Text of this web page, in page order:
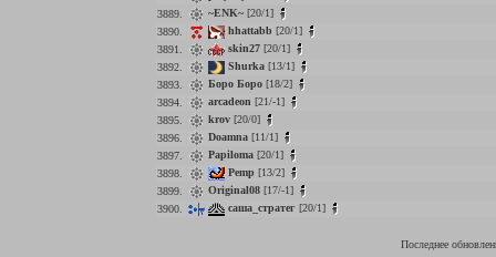
3889.
~ENK~ [20/1]
3890.
hhattabb [20/1]
3891.
skin27 [20/1]
3892.
Shurka [13/1]
3893.
Боро Боро [18/2]
3894.
arcadeon [21/-1]
3895.
krov [20/0]
3896.
Doamna [11/1]
3897.
Papiloma [20/1]
3898.
Pemp [13/2]
3899.
Original08 [17/-1]
3900.
саша_стратег [20/1]
Последнее